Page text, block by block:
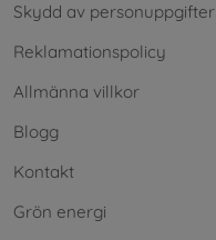
Skydd av personuppgifter
Reklamationspolicy
Allmänna villkor
Blogg
Kontakt
Grön energi